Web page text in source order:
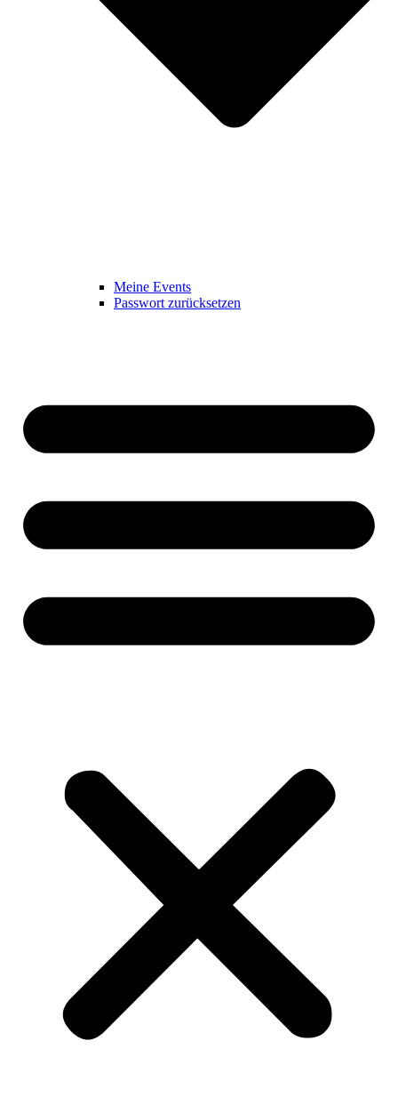
Meine Events
Passwort zurücksetzen